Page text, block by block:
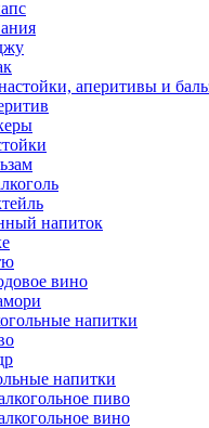
аперитивы и
напиток
вино
напитки
напитки
пиво
вино